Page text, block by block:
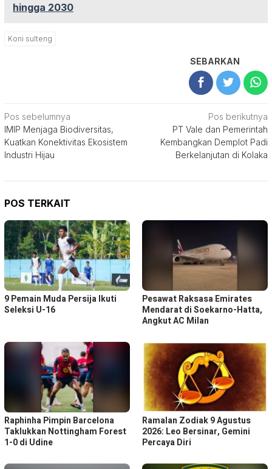
hingga 2030
Koni sulteng
SEBARKAN
Navigasi
pos
Pos sebelumnya
IMIP Menjaga Biodiversitas,
Kuatkan Konektivitas Ekosistem
Industri Hijau
Pos berikutnya
PT Vale dan Pemerintah
Kembangkan Demplot Padi
Berkelanjutan di Kolaka
POS TERKAIT
9 Pemain Muda Persija Ikuti
Seleksi U-16
Pesawat Raksasa Emirates
Mendarat di Soekarno-Hatta,
Angkut AC Milan
Raphinha Pimpin Barcelona
Taklukkan Nottingham Forest
1-0 di Udine
Ramalan Zodiak 9 Agustus
2026: Leo Bersinar, Gemini
Percaya Diri